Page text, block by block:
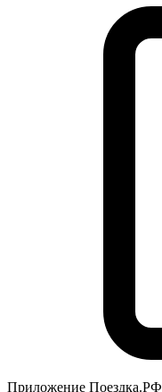
Приложение Поездка.РФ